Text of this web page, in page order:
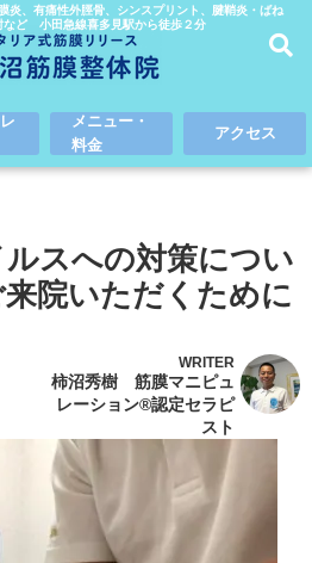
炎、有痛性外脛骨、シンスプリント、腱鞘炎・ばね
など 小田急線喜多見駅から徒歩２分
メニュー・
料金
アクセス
スへの対策につい
院いただくために
WRITER
柿沼秀樹 筋膜マニピュ
レーション®認定セラピ
スト